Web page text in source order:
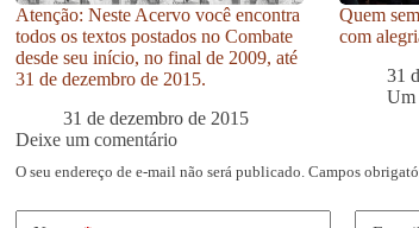
Atenção: Neste Acervo você encontra
todos os textos postados no Combate
desde seu início, no final de 2009, até
31 de dezembro de 2015.
31 de dezembro de 2015
Quem
com
31
Um
Deixe um comentário
O seu endereço de e-mail não será publicado. Campos